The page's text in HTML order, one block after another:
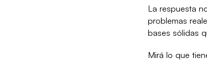
La respuesta
problemas
bases sólidas
Mirá lo que